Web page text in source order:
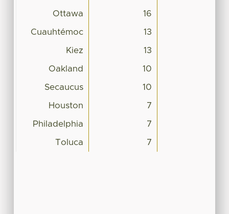
Ottawa 16
Cuauhtémoc 13
Kiez 13
Oakland 10
Secaucus 10
Houston 7
Philadelphia 7
Toluca 7